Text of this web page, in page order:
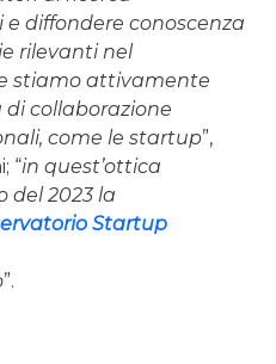
diffondere conoscenza
rilevanti nel
stiamo attivamente
collaborazione
come le startup”,
“in quest’ottica
del 2023 la
Startup
”.